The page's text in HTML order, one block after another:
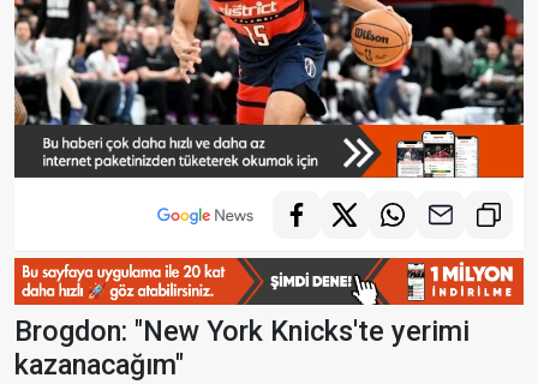
Brogdon: "New York Knicks'te yerimi
kazanacağım"